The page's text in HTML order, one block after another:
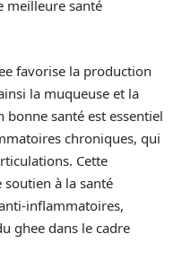
meilleure santé
favorise la production
la muqueuse et la
santé est essentiel
chroniques, qui
Cette
à la santé
inflammatoires,
ghee dans le cadre